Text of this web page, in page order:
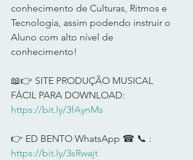
conhecimento de Culturas, Ritmos e
Tecnologia, assim podendo instruir o
Aluno com alto nível de
conhecimento!
📖👉 SITE PRODUÇÃO MUSICAL
FÁCIL PARA DOWNLOAD:
https://bit.ly/3fAynMs
👉 ED BENTO WhatsApp ☎ 📞 :
https://bit.ly/3sRwajt